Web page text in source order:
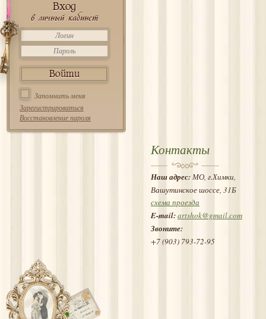
Вход
в личный кабинет
Запомнить меня
Зарегистрироваться
Восстановление пароля
Контакты
Наш адрес:МО, г.Химки,
Вашутинское шоссе, 31Б
схема проезда
E-mail:artshok@gmail.com
Звоните:
+7 (903) 793-72-95